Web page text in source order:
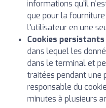
informations qu'il
que pour la
l'utilisateur en une
Cookies persistants
dans lequel les
dans le terminal et
traitées pendant une
responsable du
minutes à plusieurs